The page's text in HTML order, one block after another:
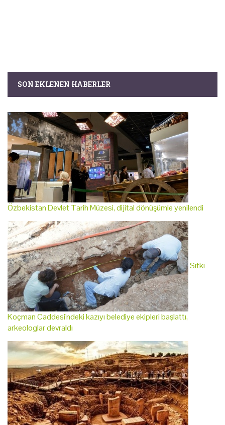
SON EKLENEN HABERLER
Özbekistan Devlet Tarih Müzesi, dijital dönüşümle yenilendi
Sıtkı
Koçman Caddesi'ndeki kazıyı belediye ekipleri başlattı,
arkeologlar devraldı